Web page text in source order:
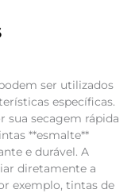
ser utilizados
específicas.
sua secagem rápida
**esmalte**
e durável. A
diretamente a
exemplo, tintas de